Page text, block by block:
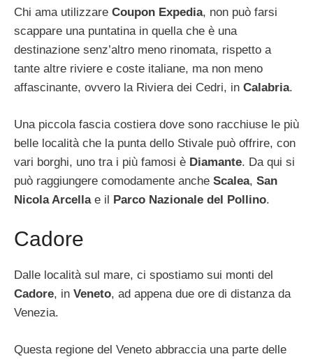
Chi ama utilizzare Coupon Expedia, non può farsi
scappare una puntatina in quella che è una
destinazione senz’altro meno rinomata, rispetto a
tante altre riviere e coste italiane, ma non meno
affascinante, ovvero la Riviera dei Cedri, in Calabria.
Una piccola fascia costiera dove sono racchiuse le più
belle località che la punta dello Stivale può offrire, con
vari borghi, uno tra i più famosi è Diamante. Da qui si
può raggiungere comodamente anche Scalea, San
Nicola Arcellae il Parco Nazionale del Pollino.
Cadore
Dalle località sul mare, ci spostiamo sui monti del
Cadore, in Veneto, ad appena due ore di distanza da
Venezia.
Questa regione del Veneto abbraccia una parte delle